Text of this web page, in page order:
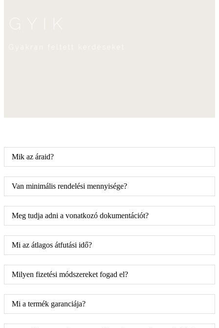
GYIK
Mik az áraid?
Van minimális rendelési mennyisége?
Meg tudja adni a vonatkozó dokumentációt?
Mi az átlagos átfutási idő?
Milyen fizetési módszereket fogad el?
Mi a termék garanciája?